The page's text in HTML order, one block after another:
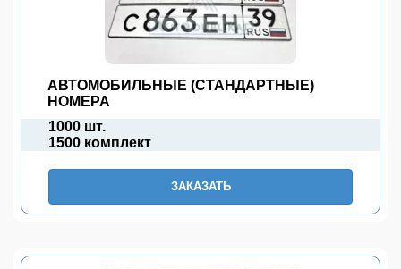
АВТОМОБИЛЬНЫЕ (СТАНДАРТНЫЕ)
НОМЕРА
1000 шт.
1500 комплект
ЗАКАЗАТЬ